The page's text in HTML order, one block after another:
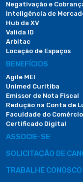
Negativação e
Inteligência de
Hub da XV
Valida ID
Arbitac
Locação de Espaços
BENEFÍCIOS
Agile MEI
Unimed Curitiba
Emissor de Nota Fiscal
Redução na Conta de
Faculdade do Comércio
Certificado Digital
ASSOCIE-SE
SOLICITAÇÃO DE
TRABALHE CONOSCO